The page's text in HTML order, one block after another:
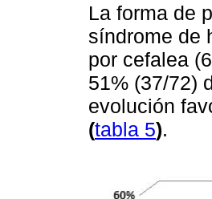
La forma de
síndrome de
por cefalea
51% (37/72)
evolución
(tabla 5).